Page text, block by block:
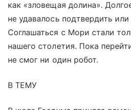
как «зловещая долина».
не удавалось подтвердить
Соглашаться с Мори стали
нашего столетия. Пока
не смог ни один робот.
В ТЕМУ